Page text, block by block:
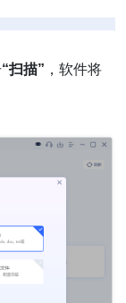
“扫描” ，软件将